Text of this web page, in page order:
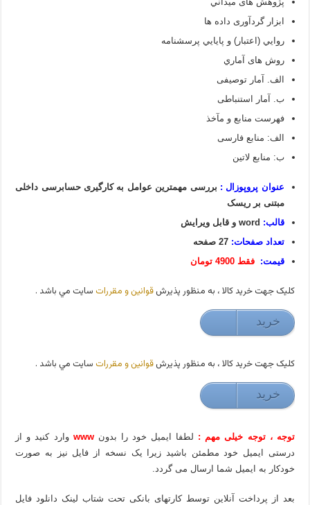
ابزار گردآوری داده ها
روايي (اعتبار) و پايايي پرسشنامه
روش های آماري
الف. آمار توصیفی
ب. آمار استنباطی
فهرست منابع و مآخذ
الف: منابع فارسی
ب: منابع لاتین
عنوان پروپوزال : بررسی مهمترین عوامل به کارگیری حسابرسی داخلی
مبتنی بر ریسک
قالب:
تعداد صفحات: 27 صفحه
قیمت:
فقط 4900 تومان
کليک جهت خريد کالا ، به منظور پذيرشقوانين و مقررات سايت مي باشد .
49000 تومان خريد
کليک جهت خريد کالا ، به منظور پذيرشقوانين و مقررات سايت مي باشد .
49000 تومان خريد
توجه ، توجه خیلی مهم : لطفا ایمیل خود را بدون www وارد کنید و از
درستی ایمیل خود مطمئن باشید زیرا یک نسخه از فایل نیز به صورت
خودکار به ایمیل شما ارسال می گردد.
بعد از پرداخت آنلاین توسط کارتهای بانکی تحت شتاب لینک دانلود فایل